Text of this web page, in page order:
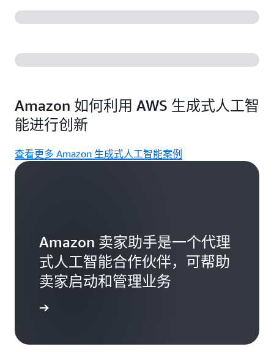
Amazon 如何利用 AWS 生成式人工智
能进行创新
查看更多 Amazon 生成式人工智能案例
Amazon 卖家助手是一个代理
式人工智能合作伙伴，可帮助
卖家启动和管理业务